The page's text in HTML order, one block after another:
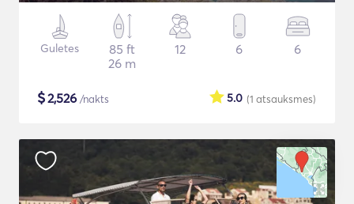
Guletes
85 ft
26 m
12 6 6
$2,526 /nakts (1 atsauksmes)
5.0